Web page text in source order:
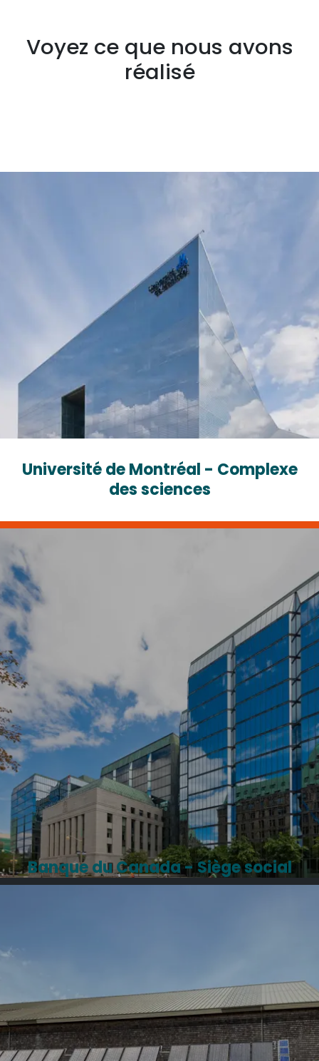
Voyez ce que nous avons
réalisé
Université de Montréal - Complexe
des sciences
Banque du Canada - Siège social